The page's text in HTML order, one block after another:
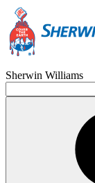
Sherwin Williams